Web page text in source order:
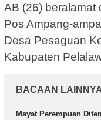
AB (26) beralamat
Pos Ampang-
Desa Pesaguan
Kabupaten
BACAAN
Mayat Perempuan